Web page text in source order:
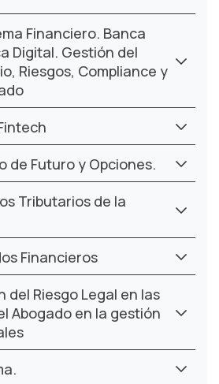
Financiero. ​Banca​
Digital. Gestión del
Riesgos, Compliance y
de Futuro y Opciones.
Tributarios de la
Financieros
del Riesgo Legal en las
Abogado en la gestión